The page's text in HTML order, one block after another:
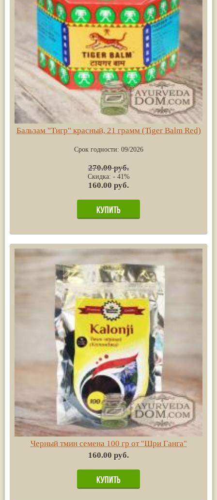
Бальзам "Тигр" красный, 21 грамм (Tiger Balm Red)
Срок годности: 09/2026
270.00 руб.
Скидка: - 41%
160.00 руб.
Черный тмин семена 100 гр от "Шри Ганга"
160.00 руб.